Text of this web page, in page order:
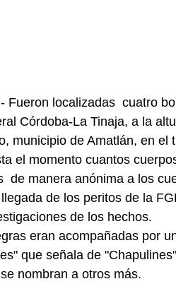
Fueron localizadas  cuatro
Córdoba-La Tinaja, a la
municipio de Amatlán, en el
el momento cuantos
de manera anónima a los
de los hechos.
eran acompañadas por
que señala de
nombran a otros más.